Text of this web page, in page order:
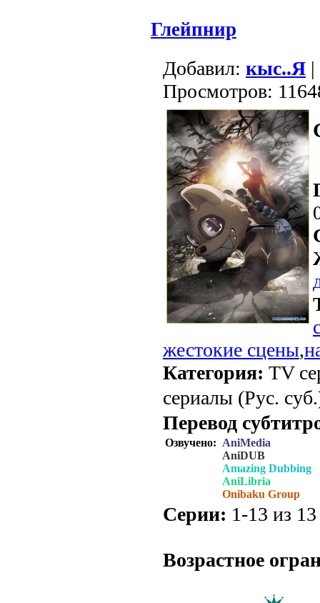
Глейпнир
Добавил: кыс..Я
Просмотров:
жестокие сцены,
Категория: TV
сериалы (Рус.
Перевод
Озвучено: AniMedia
AniDUB
Amazing Dubbing
AniLibria
Onibaku Group
Серии: 1-13 из
Возрастное